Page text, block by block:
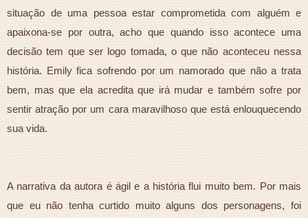
situação de uma pessoa estar comprometida com alguém e
apaixona-se por outra, acho que quando isso acontece uma
decisão tem que ser logo tomada, o que não aconteceu nessa
história. Emily fica sofrendo por um namorado que não a trata
bem, mas que ela acredita que irá mudar e também sofre por
sentir atração por um cara maravilhoso que está enlouquecendo
sua vida.
A narrativa da autora é ágil e a história flui muito bem. Por mais
que eu não tenha curtido muito alguns dos personagens, foi